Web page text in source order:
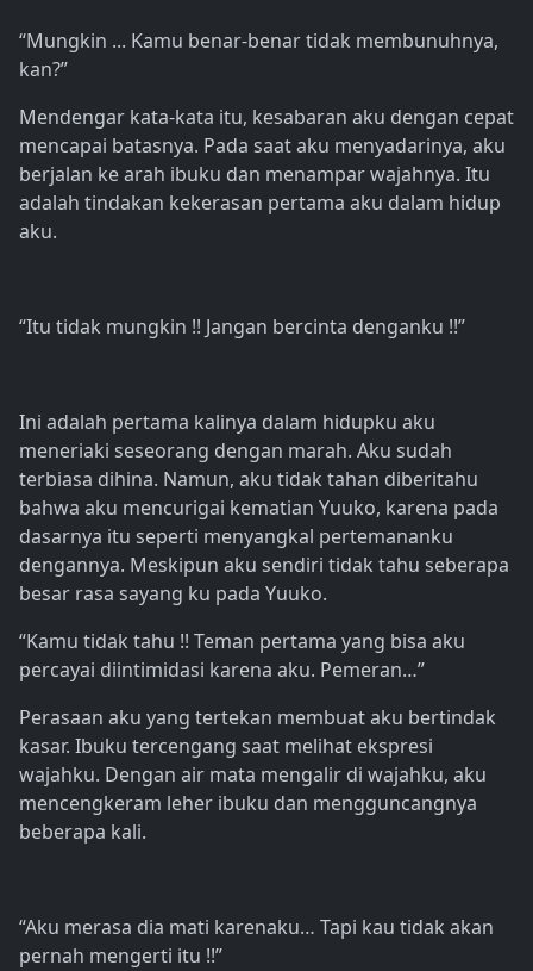
“Mungkin ... Kamu benar-benar tidak membunuhnya,
kan?”
Mendengar kata-kata itu, kesabaran aku dengan cepat
mencapai batasnya. Pada saat aku menyadarinya, aku
berjalan ke arah ibuku dan menampar wajahnya. Itu
adalah tindakan kekerasan pertama aku dalam hidup
aku.
“Itu tidak mungkin !! Jangan bercinta denganku !!”
Ini adalah pertama kalinya dalam hidupku aku
meneriaki seseorang dengan marah. Aku sudah
terbiasa dihina. Namun, aku tidak tahan diberitahu
bahwa aku mencurigai kematian Yuuko, karena pada
dasarnya itu seperti menyangkal pertemananku
dengannya. Meskipun aku sendiri tidak tahu seberapa
besar rasa sayang ku pada Yuuko.
“Kamu tidak tahu !! Teman pertama yang bisa aku
percayai diintimidasi karena aku. Pemeran…”
Perasaan aku yang tertekan membuat aku bertindak
kasar. Ibuku tercengang saat melihat ekspresi
wajahku. Dengan air mata mengalir di wajahku, aku
mencengkeram leher ibuku dan mengguncangnya
beberapa kali.
“Aku merasa dia mati karenaku… Tapi kau tidak akan
pernah mengerti itu !!”